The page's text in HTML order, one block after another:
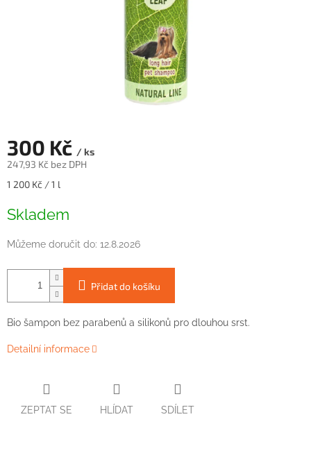
300 Kč / ks
247,93 Kč bez DPH
Měrná
1 200 Kč / 1 l
Skladem
Můžeme doručit do: 12.8.2026
Přidat do košíku
Bio šampon bez parabenů a silikonů pro dlouhou srst.
Detailní informace
ZEPTAT SE HLÍDAT SDÍLET